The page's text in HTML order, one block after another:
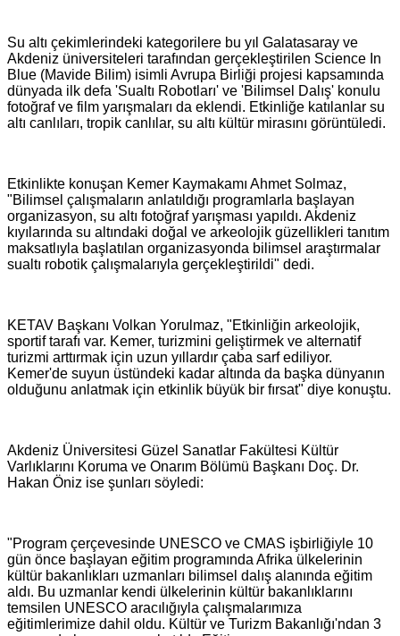
Su altı çekimlerindeki kategorilere bu yıl Galatasaray ve
Akdeniz üniversiteleri tarafından gerçekleştirilen Science In
Blue (Mavide Bilim) isimli Avrupa Birliği projesi kapsamında
dünyada ilk defa 'Sualtı Robotları' ve 'Bilimsel Dalış' konulu
fotoğraf ve film yarışmaları da eklendi. Etkinliğe katılanlar su
altı canlıları, tropik canlılar, su altı kültür mirasını görüntüledi.
Etkinlikte konuşan Kemer Kaymakamı Ahmet Solmaz,
"Bilimsel çalışmaların anlatıldığı programlarla başlayan
organizasyon, su altı fotoğraf yarışması yapıldı. Akdeniz
kıyılarında su altındaki doğal ve arkeolojik güzellikleri tanıtım
maksatlıyla başlatılan organizasyonda bilimsel araştırmalar
sualtı robotik çalışmalarıyla gerçekleştirildi" dedi.
KETAV Başkanı Volkan Yorulmaz, "Etkinliğin arkeolojik,
sportif tarafı var. Kemer, turizmini geliştirmek ve alternatif
turizmi arttırmak için uzun yıllardır çaba sarf ediliyor.
Kemer'de suyun üstündeki kadar altında da başka dünyanın
olduğunu anlatmak için etkinlik büyük bir fırsat" diye konuştu.
Akdeniz Üniversitesi Güzel Sanatlar Fakültesi Kültür
Varlıklarını Koruma ve Onarım Bölümü Başkanı Doç. Dr.
Hakan Öniz ise şunları söyledi:
"Program çerçevesinde UNESCO ve CMAS işbirliğiyle 10
gün önce başlayan eğitim programında Afrika ülkelerinin
kültür bakanlıkları uzmanları bilimsel dalış alanında eğitim
aldı. Bu uzmanlar kendi ülkelerinin kültür bakanlıklarını
temsilen UNESCO aracılığıyla çalışmalarımıza
eğitimlerimize dahil oldu. Kültür ve Turizm Bakanlığı'ndan 3